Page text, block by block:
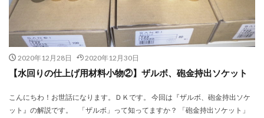
2020年12月28日 2020年12月30日
【水回りの仕上げ用材料小物②】ザルボ、砲金持出ソケット
こんにちわ！お世話になります。ＤＫです。 今回は『ザルボ、砲金持出ソケ
ット』の解説です。 「ザルボ」って知ってますか？ 「砲金持出ソケット」